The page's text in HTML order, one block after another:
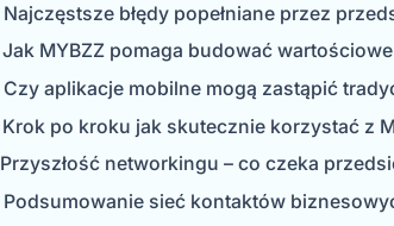
Najczęstsze błędy popełniane przez
Jak MYBZZ pomaga budować
Czy aplikacje mobilne mogą zastąpić
Krok po kroku jak skutecznie korzystać z
Przyszłość networkingu – co czeka
Podsumowanie sieć kontaktów